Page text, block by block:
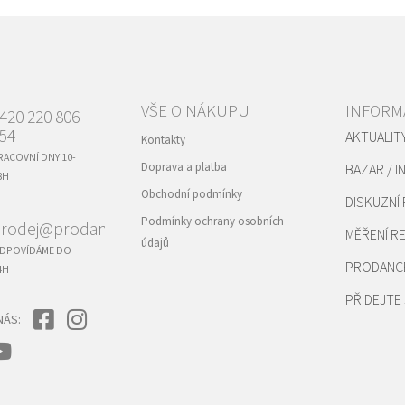
220 806
DNY 10-
DO
VŠE O NÁKUPU
Kontakty
Doprava a platba
Obchodní podmínky
Podmínky ochrany osobních
údajů
BAZAR /
DISKUZNÍ
MĚŘENÍ
PŘIDEJTE